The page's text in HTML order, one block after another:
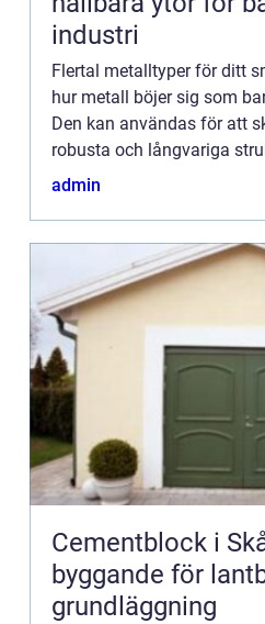
industri
Flertal metalltyper för ditt
hur metall böjer sig som
Den kan användas för att
robusta och långvariga
känner till, och allt detta
admin
Cementblock i
byggande för
grundläggning